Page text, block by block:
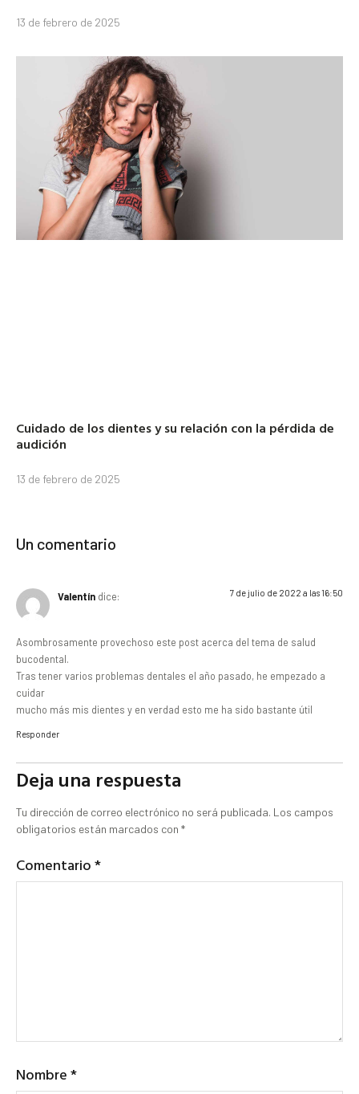
13 de febrero de 2025
Cuidado de los dientes y su relación con la pérdida de
audición
13 de febrero de 2025
Un comentario
Valentín dice: 7 de julio de 2022 a las 16:50
Asombrosamente provechoso este post acerca del tema de salud
bucodental.
Tras tener varios problemas dentales el año pasado, he empezado a
cuidar
mucho más mis dientes y en verdad esto me ha sido bastante útil
Responder
Deja una respuesta
Tu dirección de correo electrónico no será publicada. Los campos
obligatorios están marcados con *
Comentario*
Nombre*